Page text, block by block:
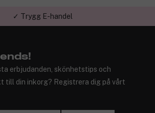
✓ Trygg E-handel
erbjudanden, skönhetstips och
till din inkorg? Registrera dig på vårt